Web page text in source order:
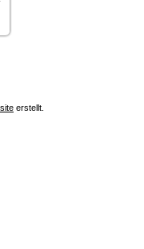
erstellt.